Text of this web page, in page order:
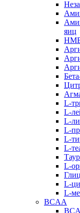
яиц
L-
L-
L-
L-
L-
L-
L-
L-
L-
BCAA